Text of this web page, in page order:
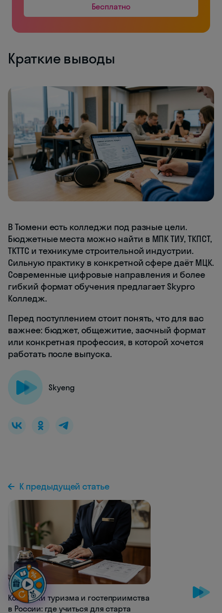
Бесплатно
Краткие выводы
В Тюмени есть колледжи под разные цели.
Бюджетные места можно найти в МПК ТИУ, ТКПСТ,
ТКТТС и техникуме строительной индустрии.
Сильную практику в конкретной сфере даёт МЦК.
Современные цифровые направления и более
гибкий формат обучения предлагает Skypro
Колледж.
Перед поступлением стоит понять, что для вас
важнее: бюджет, общежитие, заочный формат
или конкретная профессия, в которой хочется
работать после выпуска.
Skyeng
К предыдущей статье
NEW
Колледжи туризма и гостеприимства
в России: где учиться для старта